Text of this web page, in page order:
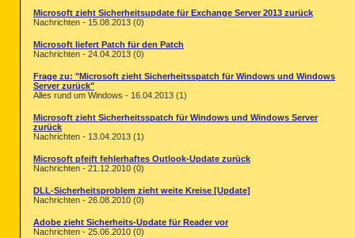
Microsoft zieht Sicherheitsupdate für Exchange Server 2013 zurück
Nachrichten - 15.08.2013 (0)
Microsoft liefert Patch für den Patch
Nachrichten - 24.04.2013 (0)
Frage zu: "Microsoft zieht Sicherheitsspatch für Windows und Windows
Server zurück"
Alles rund um Windows - 16.04.2013 (1)
Microsoft zieht Sicherheitsspatch für Windows und Windows Server
zurück
Nachrichten - 13.04.2013 (1)
Microsoft pfeift fehlerhaftes Outlook-Update zurück
Nachrichten - 21.12.2010 (0)
DLL-Sicherheitsproblem zieht weite Kreise [Update]
Nachrichten - 26.08.2010 (0)
Adobe zieht Sicherheits-Update für Reader vor
Nachrichten - 25.06.2010 (0)